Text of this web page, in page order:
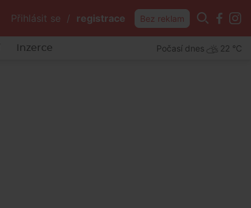
Přihlásit se / registrace Bez reklam
Inzerce Počasí dnes 22 °C